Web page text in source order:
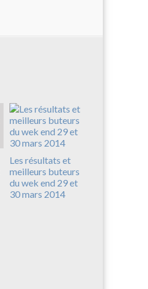
Les résultats et
meilleurs buteurs
du wek end 29 et
30 mars 2014